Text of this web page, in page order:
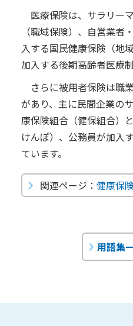
医療保険は、サラリー
（職域保険）、自営業者
入する国民健康保険（地
加入する後期高齢者医療
さらに被用者保険は職
があり、主に民間企業の
康保険組合（健保組合）
けんぽ）、公務員が加入
ています。
関連ページ： 健康保
用語集